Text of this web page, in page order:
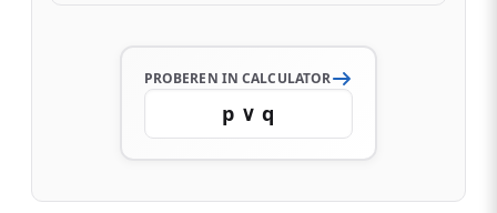
PROBEREN IN CALCULATOR
p ∨ q